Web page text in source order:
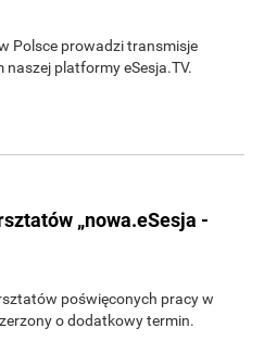
Polsce prowadzi transmisje
platformy eSesja.TV.
„nowa.eSesja -
poświęconych pracy w
o dodatkowy termin.